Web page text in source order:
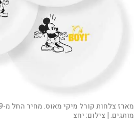
מותגים. | צילום:יחצ